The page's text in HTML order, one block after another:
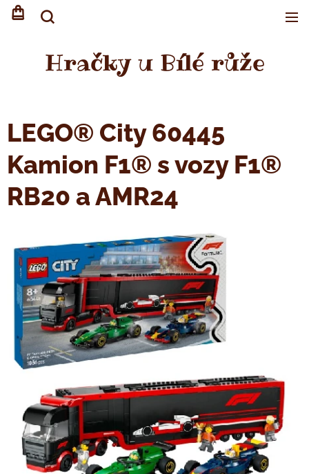
Hračky u Bílé růže
LEGO® City 60445
Kamion F1® s vozy F1®
RB20 a AMR24